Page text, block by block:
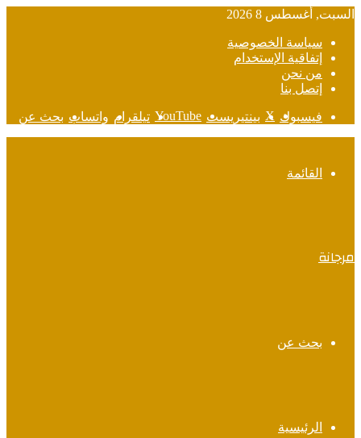
السبت, أغسطس 8 2026
سياسة الخصوصية
إتفاقية الإستخدام
من نحن
إتصل بنا
فيسبوك ‫X بينتيريست ‫YouTube تيلقرام واتساب بحث عن
القائمة
مرجانة
بحث عن
الرئيسية